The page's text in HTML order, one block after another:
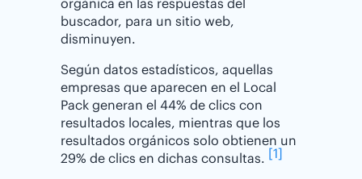
buscador, para un sitio web,
disminuyen.
Según datos estadísticos, aquellas
empresas que aparecen en el Local
Pack generan el 44% de clics con
resultados locales, mientras que los
resultados orgánicos solo obtienen un
29% de clics en dichas consultas. [1]